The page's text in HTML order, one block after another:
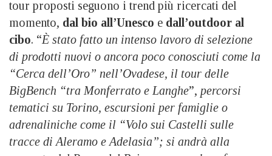
tour proposti seguono i trend più ricercati del
momento, dal bio all’Unesco e dall’outdoor al
cibo. “È stato fatto un intenso lavoro di selezione
di prodotti nuovi o ancora poco conosciuti come la
“Cerca dell’Oro” nell’Ovadese, il tour delle
BigBench “tra Monferrato e Langhe”, percorsi
tematici su Torino, escursioni per famiglie o
adrenaliniche come il “Volo sui Castelli sulle
tracce di Aleramo e Adelasia”; si andrà alla